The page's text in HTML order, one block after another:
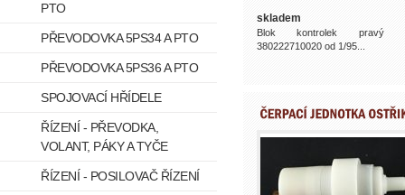
skladem
Blok kontrolek pravý
380222710020 od 1/95...
PTO
PŘEVODOVKA 5PS34 A PTO
PŘEVODOVKA 5PS36 A PTO
SPOJOVACÍ HŘÍDELE
ŘÍZENÍ - PŘEVODKA,
VOLANT, PÁKY A TYČE
ŘÍZENÍ - POSILOVAČ ŘÍZENÍ